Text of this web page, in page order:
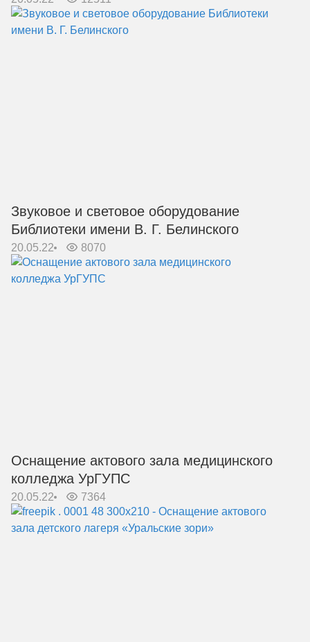
Звуковое и световое оборудование
Библиотеки имени В. Г. Белинского
20.05.22 8070
Оснащение актового зала медицинского
колледжа УрГУПС
20.05.22 7364